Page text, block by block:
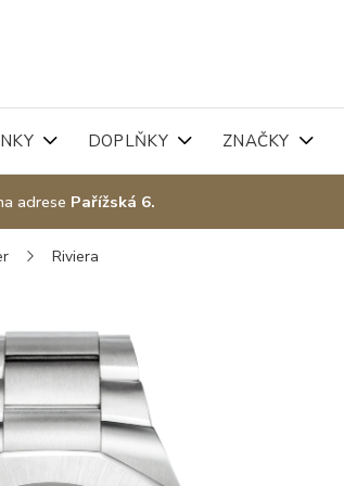
DOPLŇKY ZNAČKY
adrese Pařížská 6.
Riviera